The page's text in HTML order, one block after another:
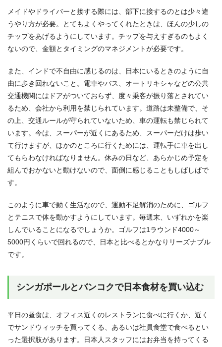
メイドやドライバーと接する際には、部下に接するのとは少々違
うやり方が必要。とてもよくやってくれたときは、ほんの少しの
チップをあげるようにしています。チップを与えすぎるのもよく
ないので、金額とタイミングのマネジメントが必要です。
また、インドで不自由に感じるのは、日本にいるときのように自
由に歩き回れないこと。電車やバス、オートリキシャなどの公共
交通機関にはドアがついておらず、度々乗客が振り落とされてい
るため、会社から利用を禁じられています。道路は未整備で、そ
の上、交通ルールが守られていないため、車の運転も禁じられて
います。今は、スーパーが近くにあるため、スーパーだけは歩い
て行けますが、ほかのところに行くためには、運転手に車を出し
てもらわなければなりません。休みの日など、あらかじめ予定を
組んでおかないと動けないので、面倒に感じることもしばしばで
す。
このように車で動く生活なので、運動不足解消のために、ゴルフ
とテニスで体を動かすようにしています。毎週末、いずれかを楽
しんでいることになるでしょうか。ゴルフは1ラウンド4000～
5000円くらいで回れるので、日本と比べるとかなりリーズナブル
です。
シンガポールとバンコクで日本食材を買い込む
平日の昼食は、オフィス近くのレストランに食べに行くか、近く
でサンドウィッチを買ってくる、あるいは社員食堂で食べるとい
った選択肢があります。日本人スタッフにはお弁当を持ってくる